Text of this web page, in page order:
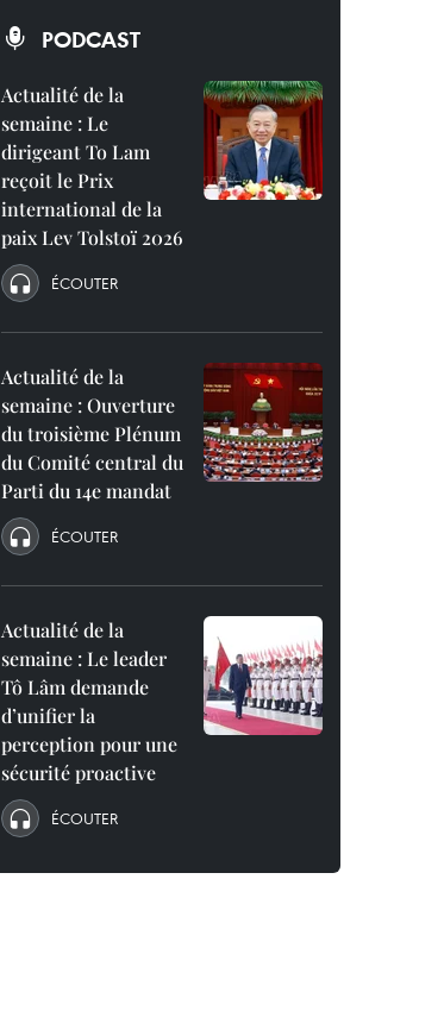
PODCAST
Actualité de la
semaine : Le
dirigeant To Lam
reçoit le Prix
international de la
paix Lev Tolstoï 2026
ÉCOUTER
Actualité de la
semaine : Ouverture
du troisième Plénum
du Comité central du
Parti du 14e mandat
ÉCOUTER
Actualité de la
semaine : Le leader
Tô Lâm demande
d’unifier la
perception pour une
sécurité proactive
ÉCOUTER